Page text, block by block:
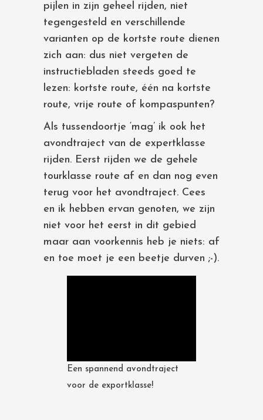
pijlen in zijn geheel rijden, niet
tegengesteld en verschillende
varianten op de kortste route dienen
zich aan: dus niet vergeten de
instructiebladen steeds goed te
lezen: kortste route, één na kortste
route, vrije route of kompaspunten?
Als tussendoortje ‘mag’ ik ook het
avondtraject van de expertklasse
rijden. Eerst rijden we de gehele
tourklasse route af en dan nog even
terug voor het avondtraject. Cees
en ik hebben ervan genoten, we zijn
niet voor het eerst in dit gebied
maar aan voorkennis heb je niets: af
en toe moet je een beetje durven ;-).
Een spannend avondtraject
voor de exportklasse!